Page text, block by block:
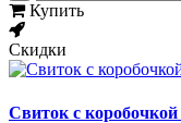
Купить
Скидки
Свиток с коробочкой